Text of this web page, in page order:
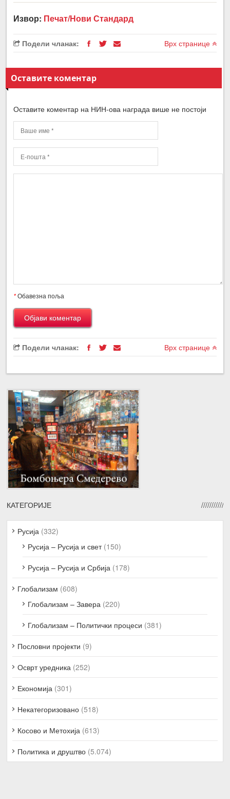
Извор: Печат/Нови Стандард
Подели чланак: Врх странице
Оставите коментар
Оставите коментар на НИН-ова награда више не постоји
*Обавезна поља
Подели чланак: Врх странице
КАТЕГОРИЈЕ
Русија (332)
Русија – Русија и свет(150)
Русија – Русија и Србија (178)
Глобализам (608)
Глобализам – Завера (220)
Глобализам – Политички процеси (381)
Пословни пројекти (9)
Осврт уредника (252)
Економија (301)
Некатегоризовано (518)
Косово и Метохија (613)
Политика и друштво (5.074)